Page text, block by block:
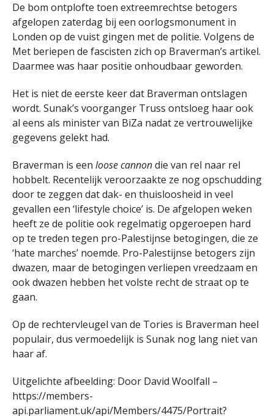
De bom ontplofte toen extreemrechtse betogers
afgelopen zaterdag bij een oorlogsmonument in
Londen op de vuist gingen met de politie. Volgens de
Met beriepen de fascisten zich op Braverman’s artikel.
Daarmee was haar positie onhoudbaar geworden.
Het is niet de eerste keer dat Braverman ontslagen
wordt. Sunak’s voorganger Truss ontsloeg haar ook
al eens als minister van BiZa nadat ze vertrouwelijke
gegevens gelekt had.
Braverman is een loose cannondie van rel naar rel
hobbelt. Recentelijk veroorzaakte ze nog opschudding
door te zeggen dat dak- en thuisloosheid in veel
gevallen een ‘lifestyle choice’ is. De afgelopen weken
heeft ze de politie ook regelmatig opgeroepen hard
op te treden tegen pro-Palestijnse betogingen, die ze
‘hate marches’ noemde. Pro-Palestijnse betogers zijn
dwazen, maar de betogingen verliepen vreedzaam en
ook dwazen hebben het volste recht de straat op te
gaan.
Op de rechtervleugel van de Tories is Braverman heel
populair, dus vermoedelijk is Sunak nog lang niet van
haar af.
Uitgelichte afbeelding: Door David Woolfall –
https://members-
api.parliament.uk/api/Members/4475/Portrait?